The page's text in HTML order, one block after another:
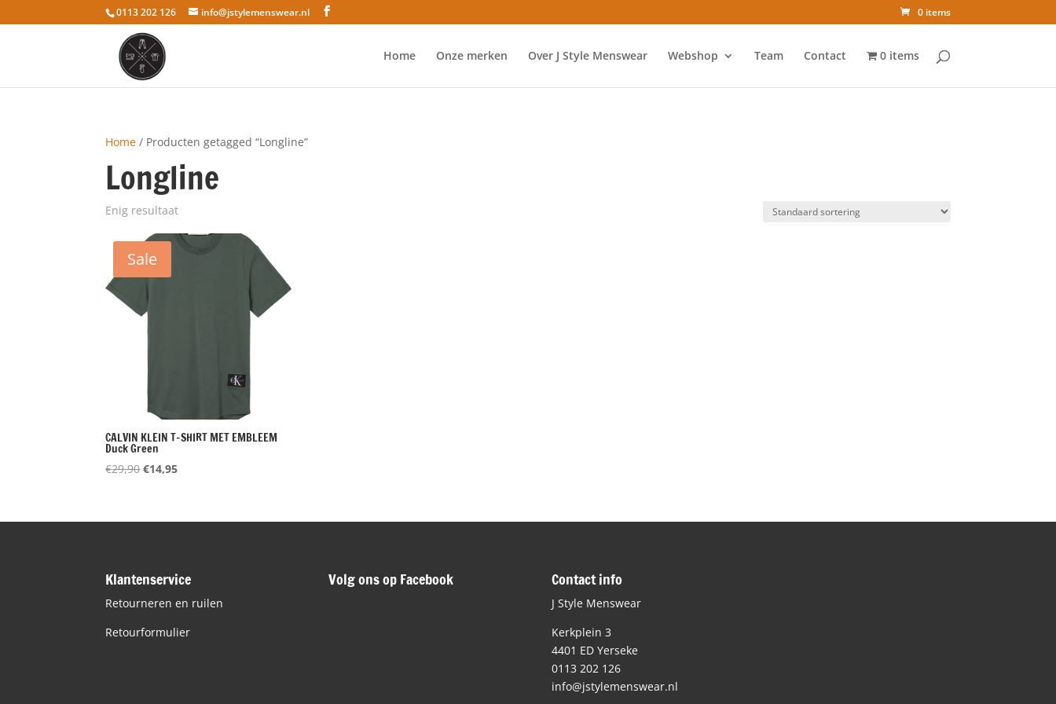
0113 202 126 info@jstylemenswear.nl 0 items
Home Onze merken Over J Style Menswear Webshop Team Contact 0 items
Home / Producten getagged “Longline”
Longline
Enig resultaat
Sale
CALVIN KLEIN T-SHIRT MET EMBLEEM
Duck Green
€29,90Oorspronkelijke
€29,90.
€14,95Huidige
€14,95.
Klantenservice
Retourneren en ruilen
Retourformulier
Volg ons op Facebook Contact info
J Style Menswear
Kerkplein 3
4401 ED Yerseke
0113 202 126
info@jstylemenswear.nl